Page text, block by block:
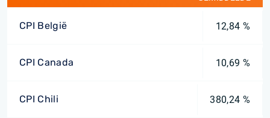
CPI België 12,84 %
CPI Canada 10,69 %
CPI Chili 380,24 %